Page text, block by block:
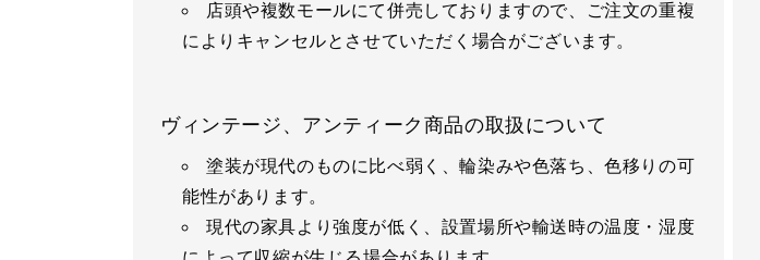
店頭や複数モールにて併売しておりますので、ご注文の重複
によりキャンセルとさせていただく場合がございます。
ヴィンテージ、アンティーク商品の取扱について
塗装が現代のものに比べ弱く、輪染みや色落ち、色移りの可
能性があります。
現代の家具より強度が低く、設置場所や輸送時の温度・湿度